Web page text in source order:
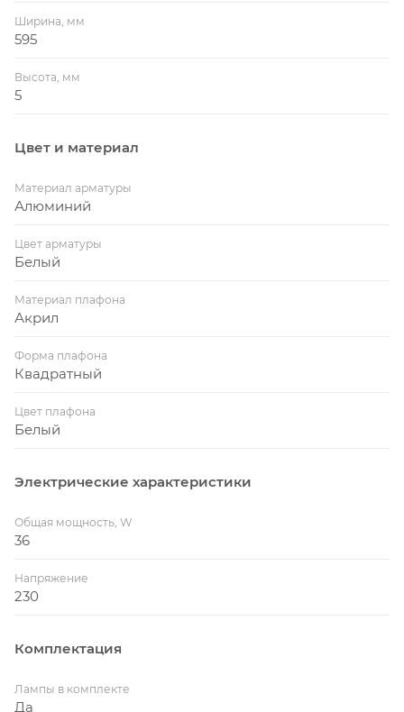
Ширина, мм
595
Высота, мм
5
Цвет и материал
Материал арматуры
Алюминий
Цвет арматуры
Белый
Материал плафона
Акрил
Форма плафона
Квадратный
Цвет плафона
Белый
Электрические характеристики
Общая мощность, W
36
Напряжение
230
Комплектация
Лампы в комплекте
Да